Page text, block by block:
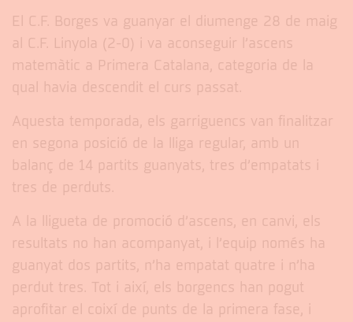
El C.F. Borges va guanyar el diumenge 28 de maig
al C.F. Linyola (2-0) i va aconseguir l’ascens
matemàtic a Primera Catalana, categoria de la
qual havia descendit el curs passat.
Aquesta temporada, els garriguencs van finalitzar
en segona posició de la lliga regular, amb un
balanç de 14 partits guanyats, tres d’empatats i
tres de perduts.
A la lligueta de promoció d’ascens, en canvi, els
resultats no han acompanyat, i l’equip només ha
guanyat dos partits, n’ha empatat quatre i n’ha
perdut tres. Tot i així, els borgencs han pogut
aprofitar el coixí de punts de la primera fase, i